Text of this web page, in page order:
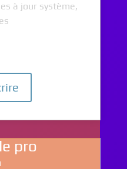
à jour système,
pro